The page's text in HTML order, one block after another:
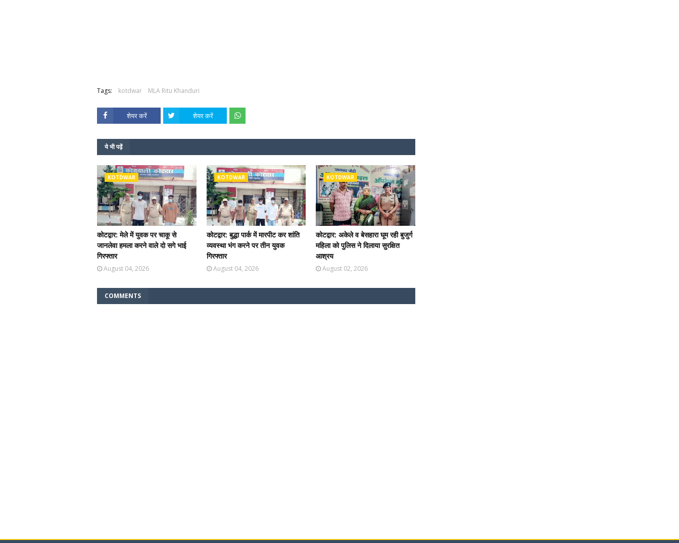
Tags: kotdwar MLA Ritu Khanduri
शेयर करें शेयर करें
ये भी पढ़ें
KOTDWAR
कोटद्वार: मेले में युवक पर चाकू से
जानलेवा हमला करने वाले दो सगे भाई
गिरफ्तार
August 04, 2026
KOTDWAR
कोटद्वार: बुद्धा पार्क में मारपीट कर शांति
व्यवस्था भंग करने पर तीन युवक
गिरफ्तार
August 04, 2026
KOTDWAR
कोटद्वार: अकेले व बेसहारा घूम रही बुजुर्ग
महिला को पुलिस ने दिलाया सुरक्षित
आश्रय
August 02, 2026
COMMENTS